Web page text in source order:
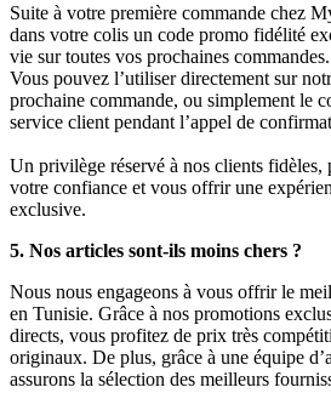
Suite à votre première commande chez
dans votre colis un code promo fidélité
vie sur toutes vos prochaines commandes.
Vous pouvez l’utiliser directement sur
prochaine commande, ou simplement le
service client pendant l’appel de
Un privilège réservé à nos clients fidèles,
votre confiance et vous offrir une
exclusive.
5. Nos articles sont-ils moins chers ?
Nous nous engageons à vous offrir le
en Tunisie. Grâce à nos promotions
directs, vous profitez de prix très
originaux. De plus, grâce à une équipe
assurons la sélection des meilleurs